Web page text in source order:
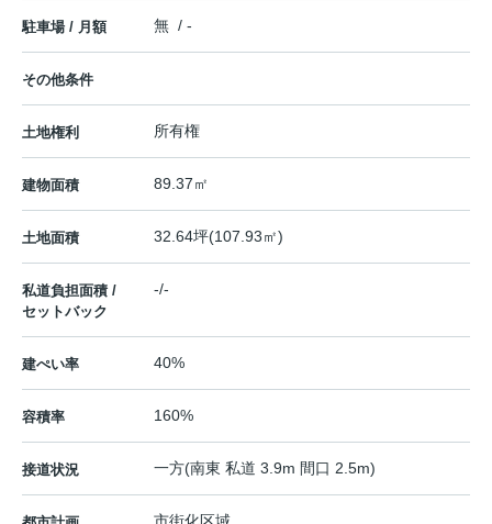
駐車場 / 月額 無 / -
その他条件
土地権利 所有権
建物面積 89.37㎡
土地面積 32.64坪(107.93㎡)
私道負担面積 /
セットバック
-/-
建ぺい率 40%
容積率 160%
接道状況 一方(南東 私道 3.9m 間口 2.5m)